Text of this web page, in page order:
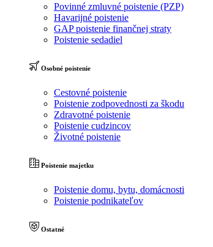
Povinné zmluvné poistenie (PZP)
Havarijné poistenie
GAP poistenie finančnej straty
Poistenie sedadiel
Osobné poistenie
Cestovné poistenie
Poistenie zodpovednosti za škodu
Zdravotné poistenie
Poistenie cudzincov
Životné poistenie
Poistenie majetku
Poistenie domu, bytu, domácnosti
Poistenie podnikateľov
Ostatné